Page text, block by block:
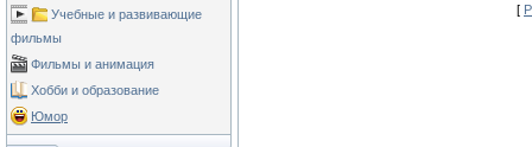
Учебные и развивающие
фильмы
Фильмы и анимация
Хобби и образование
Юмор
[